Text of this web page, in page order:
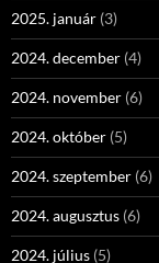
2025. január (3)
2024. december (4)
2024. november (6)
2024. október (5)
2024. szeptember (6)
2024. augusztus (6)
2024. július (5)